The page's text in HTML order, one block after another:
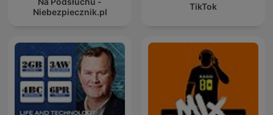
Niebezpiecznik.pl
TikTok